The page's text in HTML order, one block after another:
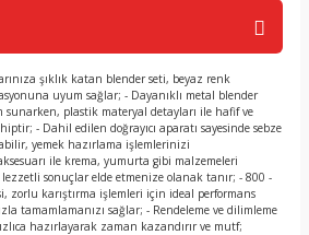
şıklık katan blender seti, beyaz renk
uyum sağlar; - Dayanıklı metal blender
plastik materyal detayları ile hafif ve
- Dahil edilen doğrayıcı aparatı sayesinde sebze
yemek hazırlama işlemlerinizi
ile krema, yumurta gibi malzemeleri
lezzetli sonuçlar elde etmenize olanak tanır; - 800 -
zorlu karıştırma işlemleri için ideal performans
tamamlamanızı sağlar; - Rendeleme ve dilimleme
hazırlayarak zaman kazandırır ve mutf;